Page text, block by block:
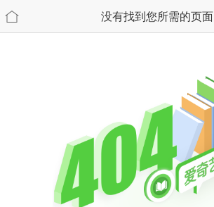
没有找到您所需的页面